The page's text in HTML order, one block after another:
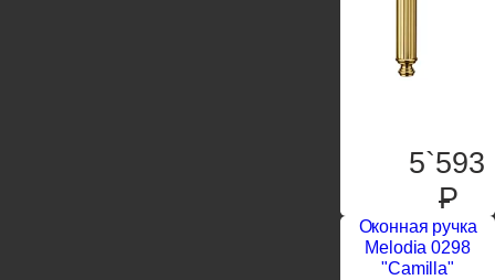
5`593
P
Оконная ручка
Melodia 0298
"Camilla"